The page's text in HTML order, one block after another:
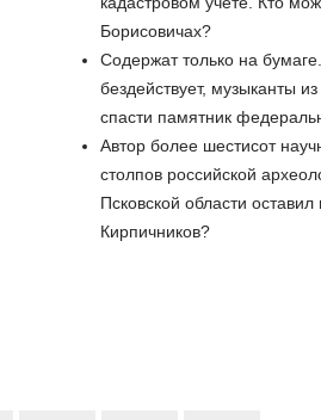
Борисовичах?
Содержат только на
бездействует, музыканты
спасти памятник
Автор более шестисот
столпов российской
Псковской области
Кирпичников?